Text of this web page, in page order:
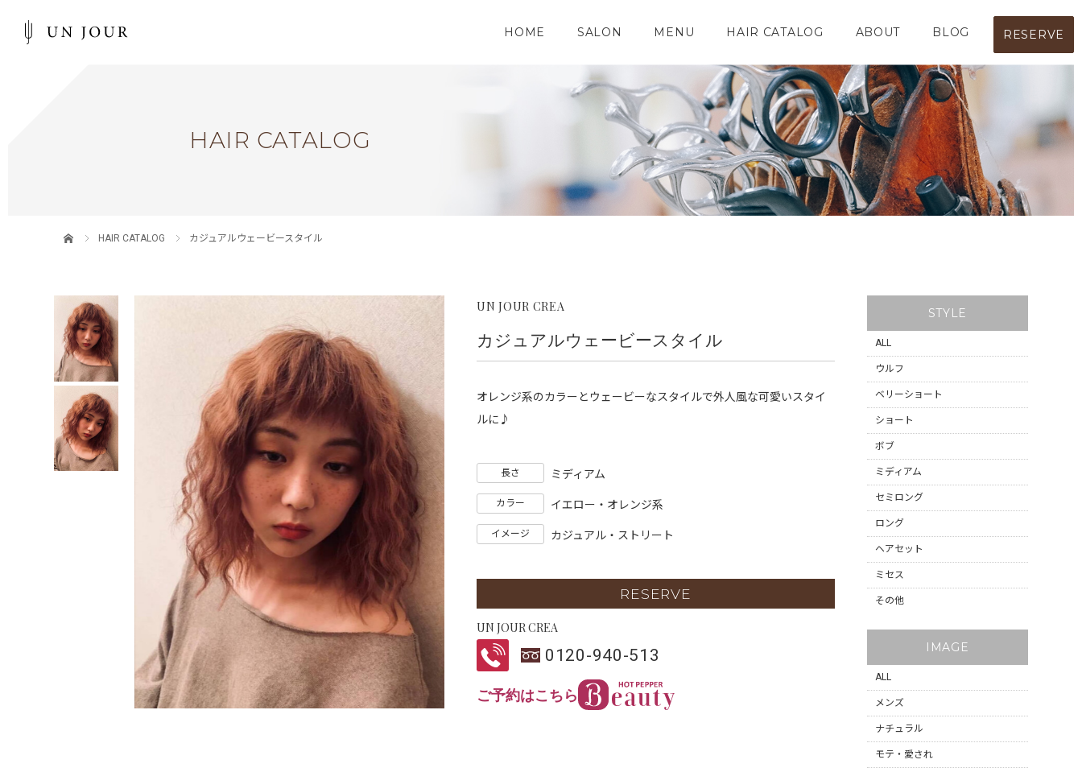
HOME SALON MENU HAIR CATALOG ABOUT BLOG RESERVE
HAIR CATALOG
HAIR CATALOG カジュアルウェービースタイル
UN JOUR CREA
カジュアルウェービースタイル
オレンジ系のカラーとウェービーなスタイルで外人風な可愛いスタイ
ルに♪
長さ ミディアム
カラー イエロー・オレンジ系
イメージ カジュアル・ストリート
RESERVE
UN JOUR CREA
0120-940-513
ご予約はこちら
STYLE
ALL
ウルフ
ベリーショート
ショート
ボブ
ミディアム
セミロング
ロング
ヘアセット
ミセス
その他
IMAGE
ALL
メンズ
ナチュラル
モテ・愛され